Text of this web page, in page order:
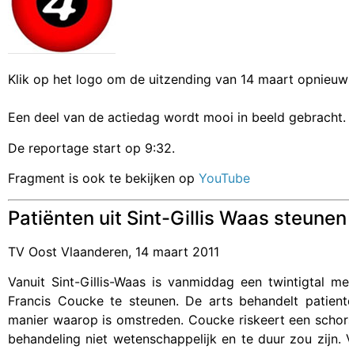
Klik op het logo om de uitzending van 14 maart
Een deel van de actiedag wordt mooi in beeld gebracht.
De reportage start op 9:32.
Fragment is ook te bekijken op YouTube
Patiënten uit Sint-Gillis Waas
TV Oost Vlaanderen, 14 maart 2011
Vanuit Sint-Gillis-Waas is vanmiddag een twintigtal
Francis Coucke te steunen. De arts behandelt
manier waarop is omstreden. Coucke riskeert een
behandeling niet wetenschappelijk en te duur zou